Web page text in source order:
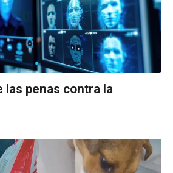
las penas contra la